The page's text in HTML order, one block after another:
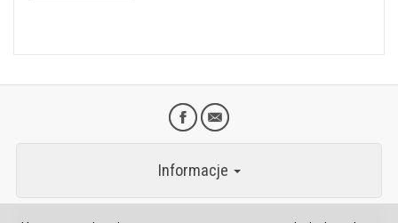
Informacje